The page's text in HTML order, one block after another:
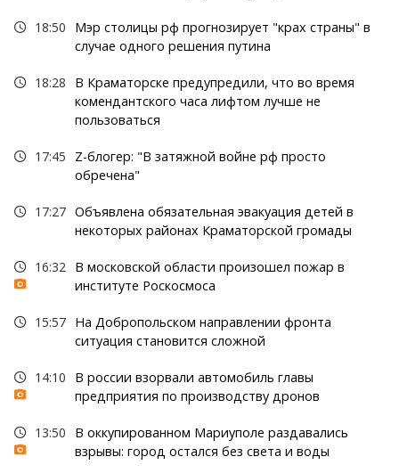
18:50
Мэр столицы рф прогнозирует "крах страны" в
случае одного решения путина
18:28
В Краматорске предупредили, что во время
комендантского часа лифтом лучше не
пользоваться
17:45
Z-блогер: "В затяжной войне рф просто
обречена"
17:27 Объявлена обязательная эвакуация детей в
некоторых районах Краматорской громады
16:32
В московской области произошел пожар в
институте Роскосмоса
15:57 На Добропольском направлении фронта
ситуация становится сложной
14:10
В россии взорвали автомобиль главы
предприятия по производству дронов
13:50
В оккупированном Мариуполе раздавались
взрывы: город остался без света и воды